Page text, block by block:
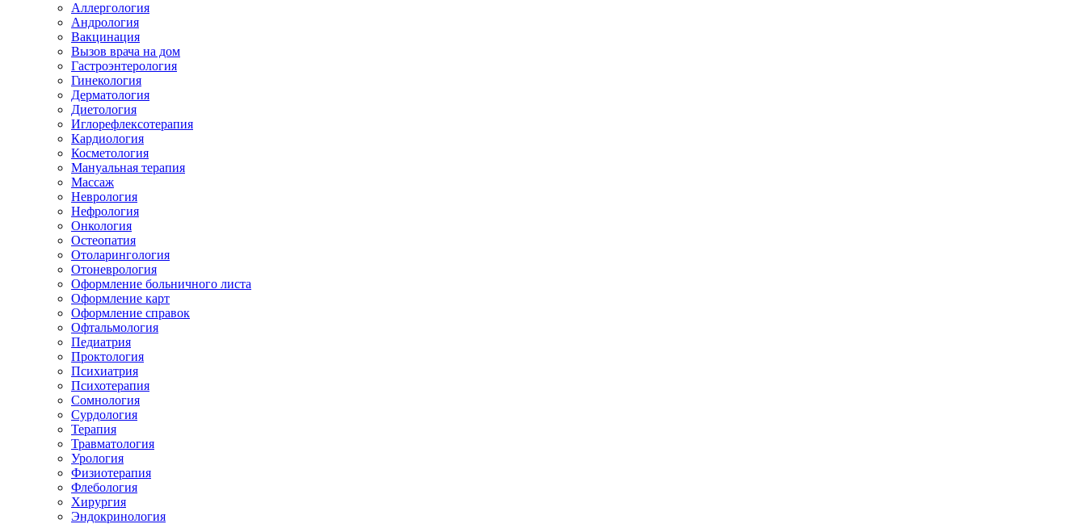
Аллергология
Андрология
Вакцинация
Вызов врача на дом
Гастроэнтерология
Гинекология
Дерматология
Диетология
Иглорефлексотерапия
Кардиология
Косметология
Мануальная терапия
Массаж
Неврология
Нефрология
Онкология
Остеопатия
Отоларингология
Отоневрология
Оформление больничного листа
Оформление карт
Оформление справок
Офтальмология
Педиатрия
Проктология
Психиатрия
Психотерапия
Сомнология
Сурдология
Терапия
Травматология
Урология
Физиотерапия
Флебология
Хирургия
Эндокринология